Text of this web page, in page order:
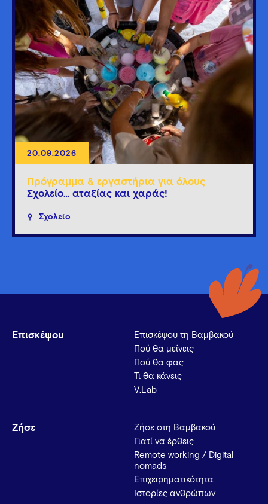
20.09.2026
Πρόγραμμα & εργαστήρια για όλους
Σχολείο… αταξίας και χαράς!
Σχολείο
Επισκέψου
Επισκέψου τη Βαμβακού
Πού θα μείνεις
Πού θα φας
Τι θα κάνεις
V.Lab
Ζήσε
Ζήσε στη Βαμβακού
Γιατί να έρθεις
Remote working / Digital
nomads
Επιχειρηματικότητα
Ιστορίες ανθρώπων